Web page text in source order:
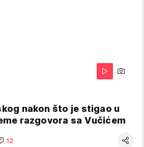
nakon što je stigao u
razgovora sa Vučićem
12